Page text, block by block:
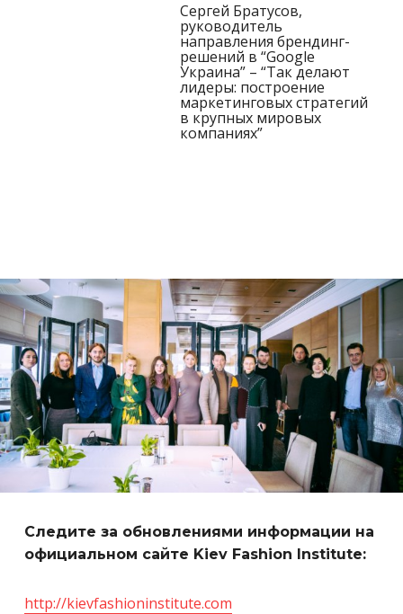
Сергей Братусов,
руководитель
направления брендинг-
решений в “Google
Украина” – “Так делают
лидеры: построение
маркетинговых стратегий
в крупных мировых
компаниях”
Следите за обновлениями информации на
официальном сайте Kiev Fashion Institute:
http://kievfashioninstitute.com